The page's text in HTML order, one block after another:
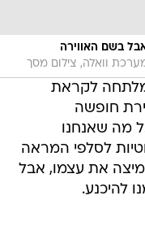
בשם האווירה
וואלה, צילום מסך
מלתחה לקראת
חופשה
מה שאנחנו
לסלפי המראה
מיצה את עצמו, אבל
להיכנע.